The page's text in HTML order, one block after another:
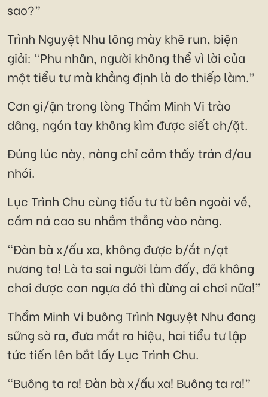
sao?”
Trình Nguyệt Nhu lông mày khẽ run, biện
giải: “Phu nhân, người không thể vì lời của
một tiểu tư mà khẳng định là do thiếp làm.”
Cơn gi/ận trong lòng Thẩm Minh Vi trào
dâng, ngón tay không kìm được siết ch/ặt.
Đúng lúc này, nàng chỉ cảm thấy trán đ/au
nhói.
Lục Trình Chu cùng tiểu tư từ bên ngoài về,
cầm ná cao su nhắm thẳng vào nàng.
“Đàn bà x/ấu xa, không được b/ắt n/ạt
nương ta! Là ta sai người làm đấy, đã không
chơi được con ngựa đó thì đừng ai chơi nữa!”
Thẩm Minh Vi buông Trình Nguyệt Nhu đang
sững sờ ra, đưa mắt ra hiệu, hai tiểu tư lập
tức tiến lên bắt lấy Lục Trình Chu.
“Buông ta ra! Đàn bà x/ấu xa! Buông ta ra!”